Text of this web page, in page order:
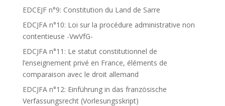
EDCEJF n°9: Constitution du Land de Sarre
EDCJFA n°10: Loi sur la procédure administrative non
contentieuse -VwVfG-
EDCJFA n°11: Le statut constitutionnel de
l’enseignement privé en France, éléments de
comparaison avec le droit allemand
EDCJFA n°12: Einführung in das französische
Verfassungsrecht (Vorlesungsskript)